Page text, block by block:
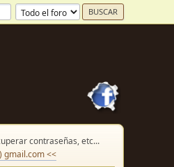
contraseñas, etc...
gmail.com <<